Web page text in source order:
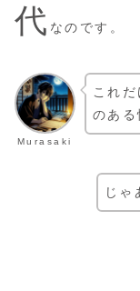
代 なのです。
Murasaki
これ
のある
じゃ